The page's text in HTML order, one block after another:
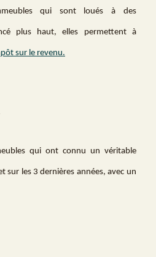
qui sont loués à des
plus haut, elles permettent à
sur le revenu.
qui ont connu un véritable
sur les 3 dernières années, avec un